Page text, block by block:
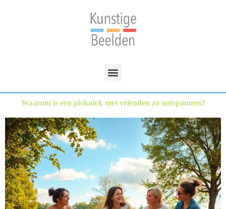
Waarom is een picknick met vrienden zo ontspannen?